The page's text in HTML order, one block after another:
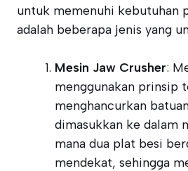
untuk memenuhi kebutuhan
adalah beberapa jenis yang
Mesin Jaw Crusher:
menggunakan prinsip
menghancurkan
dimasukkan ke dalam
mana dua plat besi
mendekat, sehingga